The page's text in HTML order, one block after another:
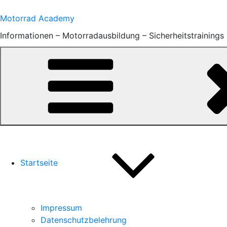
Inhalt
springen
Motorrad Academy
Informationen – Motorradausbildung – Sicherheitstrainings
Startseite
Impressum
Datenschutzbelehrung